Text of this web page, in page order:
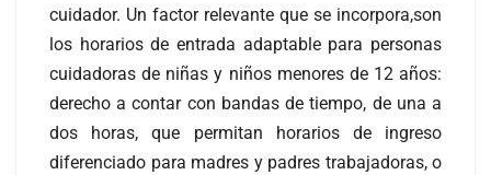
cuidador. Un factor relevante que se incorpora,son
los horarios de entrada adaptable para personas
cuidadoras de niñas y niños menores de 12 años:
derecho a contar con bandas de tiempo, de una a
dos horas, que permitan horarios de ingreso
diferenciado para madres y padres trabajadoras, o